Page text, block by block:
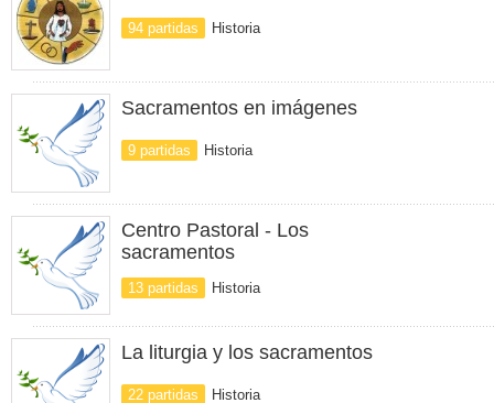
94 partidas Historia
Sacramentos en imágenes
9 partidas Historia
Centro Pastoral - Los
sacramentos
13 partidas Historia
La liturgia y los sacramentos
22 partidas Historia